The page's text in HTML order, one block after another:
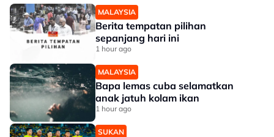
MALAYSIA
Berita tempatan pilihan
sepanjang hari ini
1 hour ago
MALAYSIA
Bapa lemas cuba selamatkan
anak jatuh kolam ikan
1 hour ago
SUKAN